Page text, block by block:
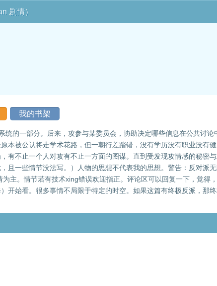
剧情）
我的书架
的一部分。后来，攻参与某委员会，协助决定哪些信息在公共讨
被公认将走学术花路，但一朝行差踏错，没有学历没有职业没有
不止一个人对攻有不止一方面的图谋。直到受发现攻情感的秘密
一些情节没法写。）人物的思想不代表我的思想。警告：反对派
主。情节若有技术xing错误欢迎指正。评论区可以回复一下，觉得
始看。很多事情不局限于特定的时空。如果这篇有终极反派，那